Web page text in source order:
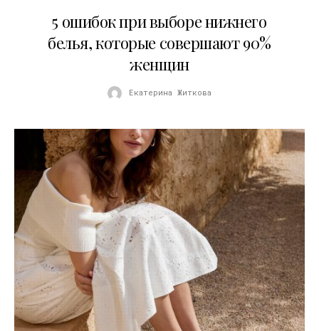
5 ошибок при выборе нижнего
белья, которые совершают 90%
женщин
Екатерина Житкова